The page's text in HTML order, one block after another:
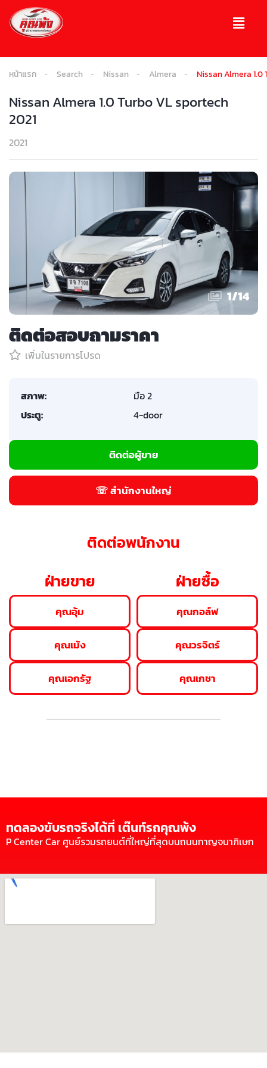
หน้าแรก Search Nissan Almera Nissan Almera 1.0
Nissan Almera 1.0 Turbo VL sportech
2021
2021
1/14
ติดต่อสอบถามราคา
เพิ่มในรายการโปรด
สภาพ:
มือ 2
ประตู:
4-door
ติดต่อผู้ขาย
☏ สำนักงานใหญ่
ติดต่อพนักงาน
ฝ่ายขาย
คุณอุ้ม
คุณเม้ง
คุณเอกรัฐ
ฝ่ายซื้อ
คุณกอล์ฟ
คุณวรจิตร์
คุณเกชา
ทดลองขับรถจริงได้ที่ เต๊นท์รถคุณพ้ง
P Center Car ศูนย์รวมรถยนต์ที่ใหญ่ที่สุดบนถนนกาญจนาภิเษก